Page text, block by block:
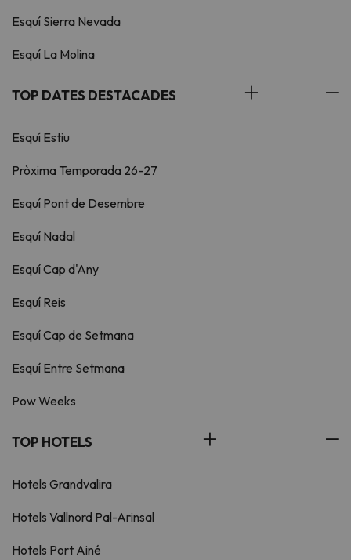
Esquí Sierra Nevada
Esquí La Molina
TOP DATES DESTACADES
Esquí Estiu
Pròxima Temporada 26-27
Esquí Pont de Desembre
Esquí Nadal
Esquí Cap d'Any
Esquí Reis
Esquí Cap de Setmana
Esquí Entre Setmana
Pow Weeks
TOP HOTELS
Hotels Grandvalira
Hotels Vallnord Pal-Arinsal
Hotels Port Ainé